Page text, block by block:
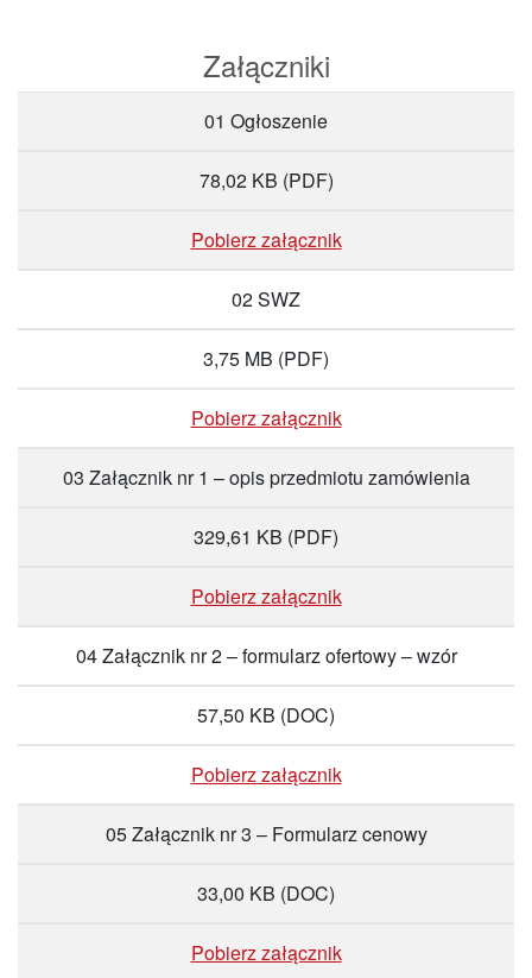
Załączniki
01 Ogłoszenie
78,02 KB (PDF)
Pobierz załącznik
02 SWZ
3,75 MB (PDF)
Pobierz załącznik
03 Załącznik nr 1 – opis przedmiotu zamówienia
329,61 KB (PDF)
Pobierz załącznik
04 Załącznik nr 2 – formularz ofertowy – wzór
57,50 KB (DOC)
Pobierz załącznik
05 Załącznik nr 3 – Formularz cenowy
33,00 KB (DOC)
Pobierz załącznik